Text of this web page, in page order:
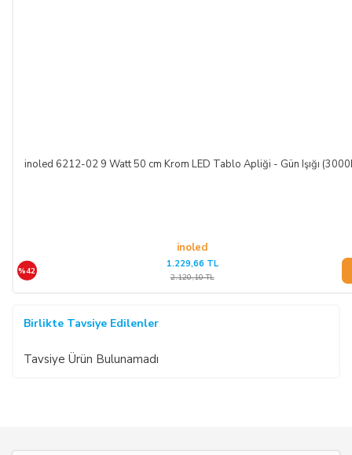
inoled 6212-02 9 Watt 50 cm Krom LED Tablo Apliği - Gün Işığı
inoled
%42
1.229,66 TL
2.120,10 TL
Birlikte Tavsiye Edilenler
Tavsiye Ürün Bulunamadı